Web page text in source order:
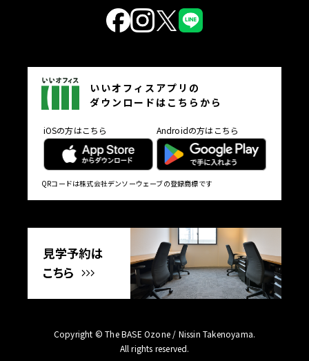
いいオフィスアプリの
ダウンロードはこちらから
iOSの方はこちら Androidの方はこちら
QRコードは株式会社デンソーウェーブの登録商標です
Copyright © The BASE Ozone / Nissin Takenoyama.
All rights reserved.